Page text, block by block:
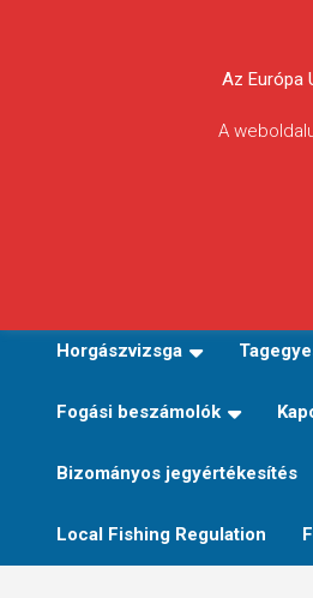
Egyesületek
Horgászvizsga
Fogási beszámolók
Bizományos jegyértékesítés
Local Fishing Regulation
Az Európa
A